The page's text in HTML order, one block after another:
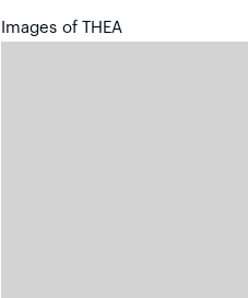
Images of THEA